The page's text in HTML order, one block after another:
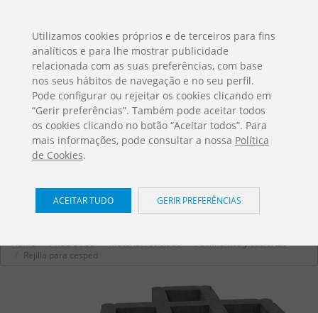
DESCARGAS
Catálogos Jolas
Rejilla para cesped/
Home PRODUTOS Material reciclado
Pavimentos y cubiertas
Rejilla para cesped
Utilizamos cookies próprios e de terceiros para fins
analíticos e para lhe mostrar publicidade
relacionada com as suas preferências, com base
nos seus hábitos de navegação e no seu perfil.
Pode configurar ou rejeitar os cookies clicando em
“Gerir preferências”. Também pode aceitar todos
os cookies clicando no botão “Aceitar todos”. Para
mais informações, pode consultar a nossa Política
de Cookies.
ACEITAR TUDO GERIR PREFERÊNCIAS